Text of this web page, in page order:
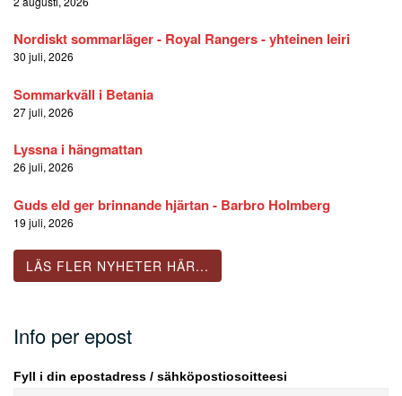
Nordiskt sommarläger - Royal Rangers - yhteinen leiri
30 juli, 2026
Sommarkväll i Betania
27 juli, 2026
Lyssna i hängmattan
26 juli, 2026
Guds eld ger brinnande hjärtan - Barbro Holmberg
19 juli, 2026
LÄS FLER NYHETER HÄR...
Info per epost
Fyll i din epostadress / sähköpostiosoitteesi